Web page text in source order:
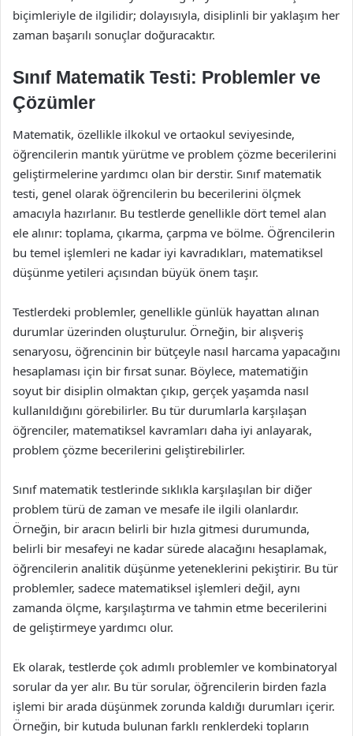
biçimleriyle de ilgilidir; dolayısıyla, disiplinli bir yaklaşım her
zaman başarılı sonuçlar doğuracaktır.
Sınıf Matematik Testi: Problemler ve
Çözümler
Matematik, özellikle ilkokul ve ortaokul seviyesinde,
öğrencilerin mantık yürütme ve problem çözme becerilerini
geliştirmelerine yardımcı olan bir derstir. Sınıf matematik
testi, genel olarak öğrencilerin bu becerilerini ölçmek
amacıyla hazırlanır. Bu testlerde genellikle dört temel alan
ele alınır: toplama, çıkarma, çarpma ve bölme. Öğrencilerin
bu temel işlemleri ne kadar iyi kavradıkları, matematiksel
düşünme yetileri açısından büyük önem taşır.
Testlerdeki problemler, genellikle günlük hayattan alınan
durumlar üzerinden oluşturulur. Örneğin, bir alışveriş
senaryosu, öğrencinin bir bütçeyle nasıl harcama yapacağını
hesaplaması için bir fırsat sunar. Böylece, matematiğin
soyut bir disiplin olmaktan çıkıp, gerçek yaşamda nasıl
kullanıldığını görebilirler. Bu tür durumlarla karşılaşan
öğrenciler, matematiksel kavramları daha iyi anlayarak,
problem çözme becerilerini geliştirebilirler.
Sınıf matematik testlerinde sıklıkla karşılaşılan bir diğer
problem türü de zaman ve mesafe ile ilgili olanlardır.
Örneğin, bir aracın belirli bir hızla gitmesi durumunda,
belirli bir mesafeyi ne kadar sürede alacağını hesaplamak,
öğrencilerin analitik düşünme yeteneklerini pekiştirir. Bu tür
problemler, sadece matematiksel işlemleri değil, aynı
zamanda ölçme, karşılaştırma ve tahmin etme becerilerini
de geliştirmeye yardımcı olur.
Ek olarak, testlerde çok adımlı problemler ve kombinatoryal
sorular da yer alır. Bu tür sorular, öğrencilerin birden fazla
işlemi bir arada düşünmek zorunda kaldığı durumları içerir.
Örneğin, bir kutuda bulunan farklı renklerdeki topların